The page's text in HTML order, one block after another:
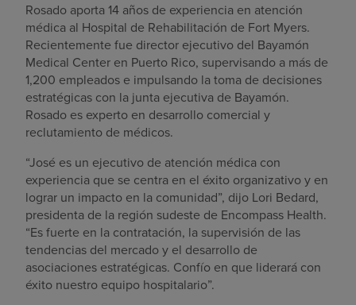
Rosado aporta 14 años de experiencia en atención
médica al Hospital de Rehabilitación de Fort Myers.
Recientemente fue director ejecutivo del Bayamón
Medical Center en Puerto Rico, supervisando a más de
1,200 empleados e impulsando la toma de decisiones
estratégicas con la junta ejecutiva de Bayamón.
Rosado es experto en desarrollo comercial y
reclutamiento de médicos.
“José es un ejecutivo de atención médica con
experiencia que se centra en el éxito organizativo y en
lograr un impacto en la comunidad”, dijo Lori Bedard,
presidenta de la región sudeste de Encompass Health.
“Es fuerte en la contratación, la supervisión de las
tendencias del mercado y el desarrollo de
asociaciones estratégicas. Confío en que liderará con
éxito nuestro equipo hospitalario”.